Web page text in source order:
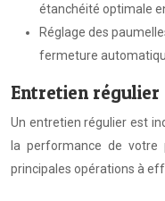
étanchéité optimale
Réglage des
fermeture
Entretien régulier
Un entretien régulier est
la performance de
principales opérations à